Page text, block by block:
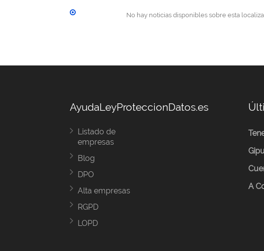
No hay noticias disponibles sobre esta
AyudaLeyProteccionDatos.es
Listado de
empresas
Blog
DPO
Alta empresas
RGPD
LOPD
A